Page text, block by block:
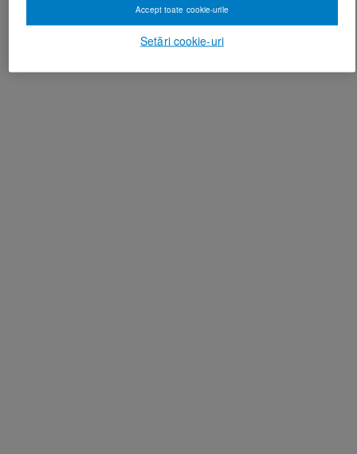
Setări cookie-uri
Accept toate cookie-urile